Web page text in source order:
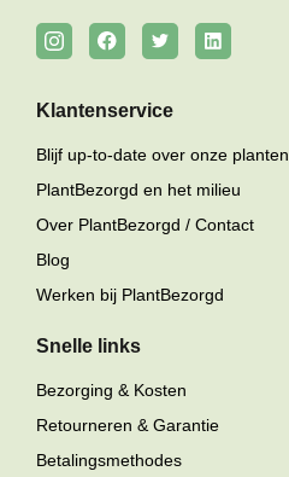
Klantenservice
Blijf up-to-date over onze planten
PlantBezorgd en het milieu
Over PlantBezorgd / Contact
Blog
Werken bij PlantBezorgd
Snelle links
Bezorging & Kosten
Retourneren & Garantie
Betalingsmethodes